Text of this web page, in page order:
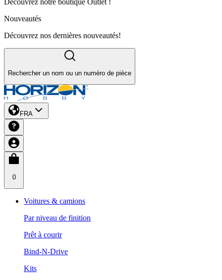
Nouveautés
Découvrez nos dernières nouveautés!
Rechercher un nom ou un numéro de pièce
FRA
0
Voitures & camions
Par niveau de finition
Prêt à courir
Bind-N-Drive
Kits